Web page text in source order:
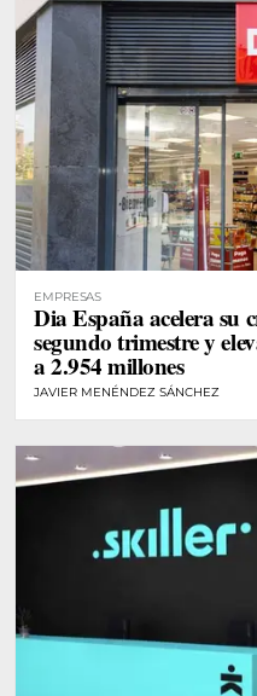
EMPRESAS
Dia España acelera su
segundo trimestre y
a 2.954 millones
JAVIER MENÉNDEZ SÁNCHEZ